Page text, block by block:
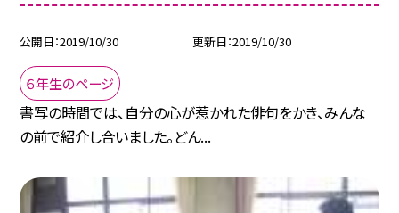
公開日 2019/10/30 更新日 2019/10/30
６年生のページ
書写の時間では、自分の心が惹かれた俳句をかき、みんな
の前で紹介し合いました。どん...